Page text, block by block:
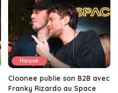
House
Cloonee publie son B2B avec
Franky Rizardo au Space